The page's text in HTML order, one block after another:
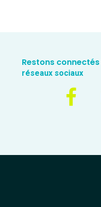
Restons connectés
réseaux sociaux